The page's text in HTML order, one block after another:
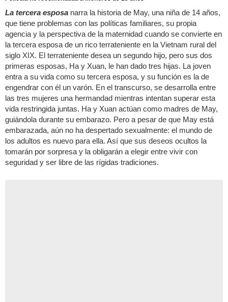
La tercera esposa narra la historia de May, una niña de 14 años,
que tiene problemas con las políticas familiares, su propia
agencia y la perspectiva de la maternidad cuando se convierte en
la tercera esposa de un rico terrateniente en la Vietnam rural del
siglo XIX. El terrateniente desea un segundo hijo, pero sus dos
primeras esposas, Ha y Xuan, le han dado tres hijas. La joven
entra a su vida como su tercera esposa, y su función es la de
engendrar con él un varón. En el transcurso, se desarrolla entre
las tres mujeres una hermandad mientras intentan superar esta
vida restringida juntas. Ha y Xuan actúan como madres de May,
guiándola durante su embarazo. Pero a pesar de que May está
embarazada, aún no ha despertado sexualmente: el mundo de
los adultos es nuevo para ella. Así que sus deseos ocultos la
tomarán por sorpresa y la obligarán a elegir entre vivir con
seguridad y ser libre de las rígidas tradiciones.